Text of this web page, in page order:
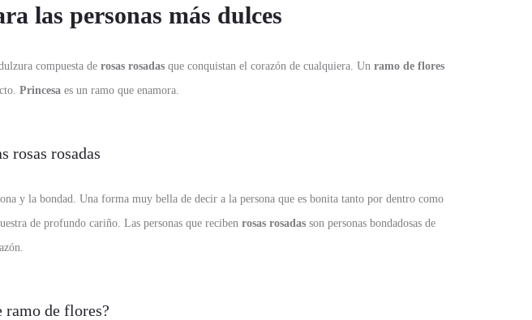
las personas más dulces
dulzura compuesta de rosas rosadasque conquistan el corazón de cualquiera. Un ramo de flores
Princesa es un ramo que enamora.
rosas rosadas
y la bondad. Una forma muy bella de decir a la persona que es bonita tanto por dentro como
de profundo cariño. Las personas que reciben rosas rosadasson personas bondadosas de
ramo de flores?